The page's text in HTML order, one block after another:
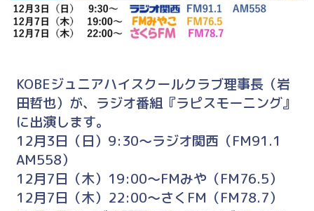
KOBEジュニアハイスクールクラブ理事長（岩
田哲也）が、ラジオ番組『ラピスモーニング』
に出演します。
12月3日（日）9:30～ラジオ関西（FM91.1
AM558）
12月7日（木）19:00～FMみや（FM76.5）
12月7日（木）22:00～さくFM（FM78.7）